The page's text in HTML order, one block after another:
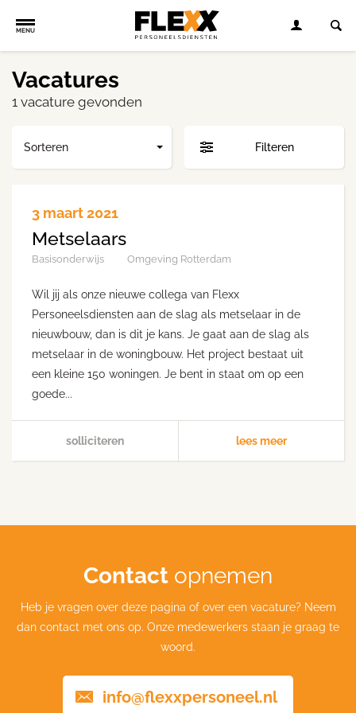
MENU
Vacatures
1 vacature gevonden
Filteren
Sorteren
3 maart 2021
Metselaars
Basisonderwijs Omgeving Rotterdam
Wil jij als onze nieuwe collega van Flexx
Personeelsdiensten aan de slag als metselaar in de
nieuwbouw, dan is dit je kans. Je gaat aan de slag als
metselaar in de woningbouw. Het project bestaat uit
een kleine 150 woningen. Je bent in staat om op een
goede...
solliciteren lees meer
Contact opnemen
Heb je vragen over deze pagina of over een vacature? Neem
dan contact met ons op. Onze medewerkers staan je graag te
woord.
info@flexxpersoneel.nl